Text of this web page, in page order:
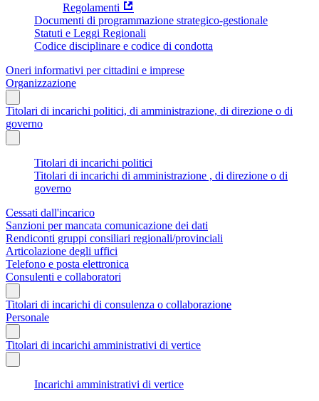
Regolamenti
Documenti di programmazione strategico-gestionale
Statuti e Leggi Regionali
Codice disciplinare e codice di condotta
Oneri informativi per cittadini e imprese
Organizzazione
Titolari di incarichi politici, di amministrazione, di direzione o di
governo
Titolari di incarichi politici
Titolari di incarichi di amministrazione , di direzione o di
governo
Cessati dall'incarico
Sanzioni per mancata comunicazione dei dati
Rendiconti gruppi consiliari regionali/provinciali
Articolazione degli uffici
Telefono e posta elettronica
Consulenti e collaboratori
Titolari di incarichi di consulenza o collaborazione
Personale
Titolari di incarichi amministrativi di vertice
Incarichi amministrativi di vertice